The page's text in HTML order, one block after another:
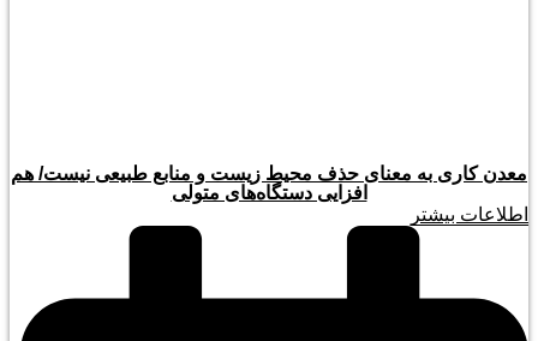
معدن کاری به معنای حذف محیط زیست و منابع طبیعی نیست/ هم
افزایی دستگاه‌های متولی
اطلاعات بیشتر